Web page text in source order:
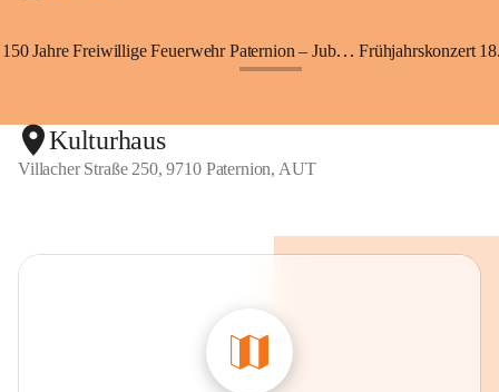
150 Jahre Freiwillige Feuerwehr Paternion – Jubiläumsfest Frühjahrskonzert
Kulturhaus
Villacher Straße 250, 9710 Paternion, AUT